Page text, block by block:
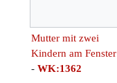
Mutter mit zwei
Kindern am Fenster
- WK:1362